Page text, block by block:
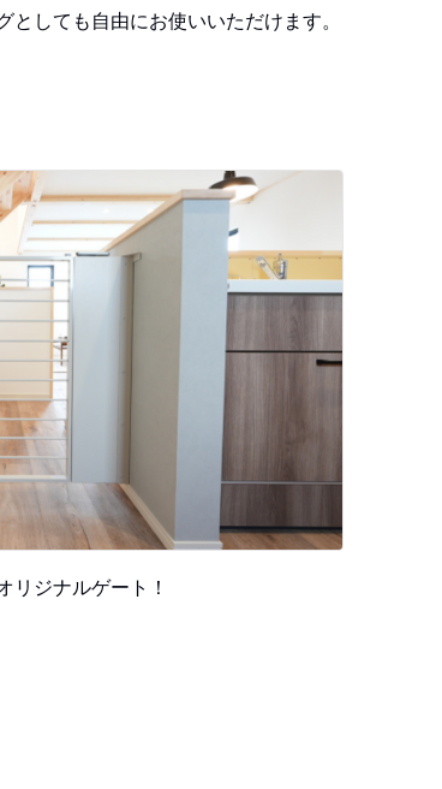
しても自由にお使いいただけます。
リジナルゲート！